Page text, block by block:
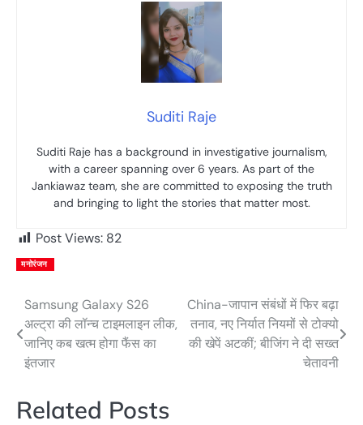
Suditi Raje
Suditi Raje has a background in investigative journalism,
with a career spanning over 6 years. As part of the
Jankiawaz team, she are committed to exposing the truth
and bringing to light the stories that matter most.
Post Views: 82
मनोरंजन
Post
navigation
Samsung Galaxy S26
अल्ट्रा की लॉन्च टाइमलाइन लीक,
जानिए कब खत्म होगा फैंस का
इंतजार
China-जापान संबंधों में फिर बढ़ा
तनाव, नए निर्यात नियमों से टोक्यो
की खेपें अटकीं; बीजिंग ने दी सख्त
चेतावनी
Related Posts